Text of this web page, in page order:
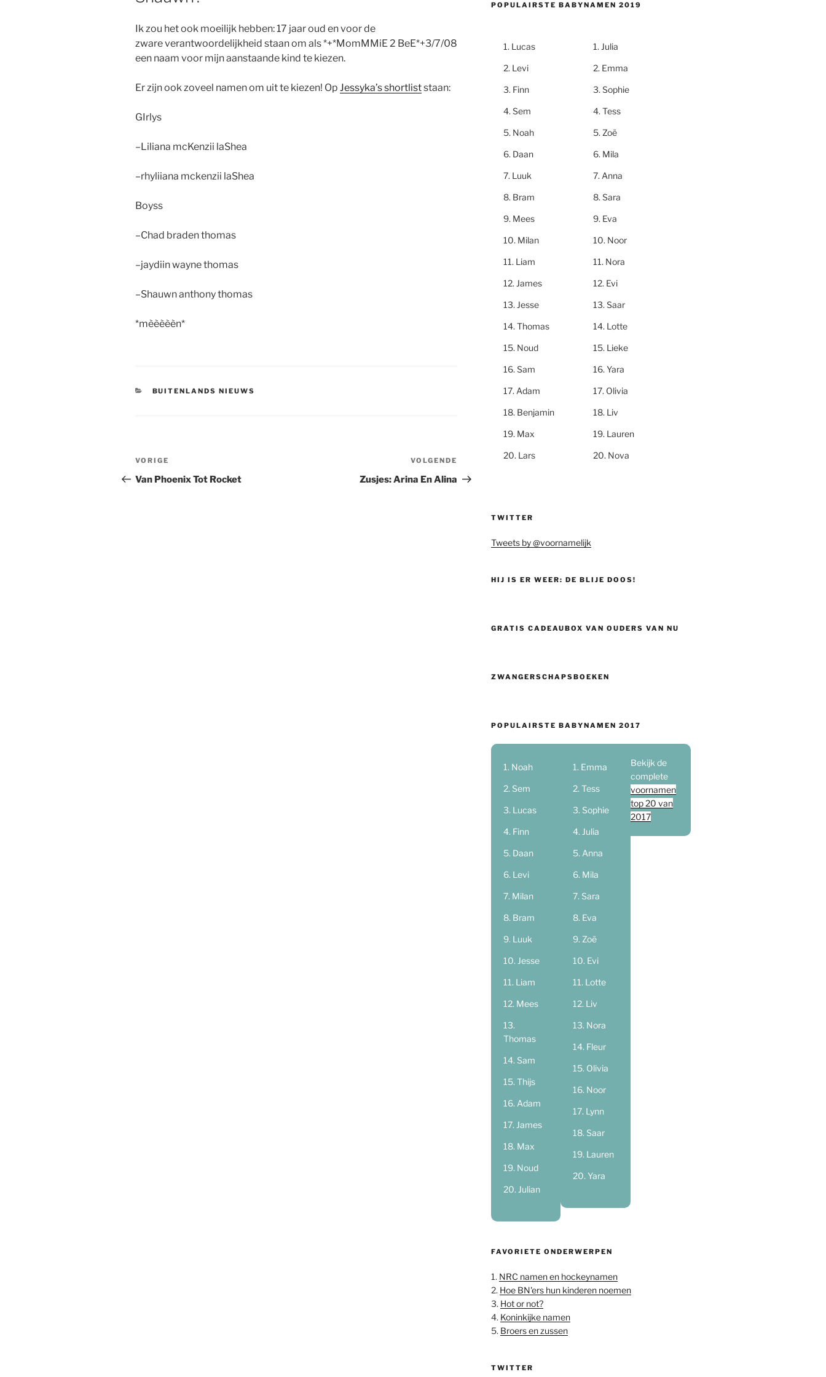
Ik zou het ook moeilijk hebben: 17 jaar oud en voor de
zware verantwoordelijkheid staan om als *+*MomMMiE 2 BeE*+3/7/08
een naam voor mijn aanstaande kind te kiezen.
Er zijn ook zoveel namen om uit te kiezen! Op Jessyka’s shortliststaan:
GIrlys
–Liliana mcKenzii laShea
–rhyliiana mckenzii laShea
Boyss
–Chad braden thomas
–jaydiin wayne thomas
–Shauwn anthony thomas
*mèèèèèn*
CATEGORIEËN
BUITENLANDS NIEUWS
Berichtnavigatie
Vorig
bericht
VORIGE
Van Phoenix Tot Rocket
bericht
VOLGENDE
Zusjes: Arina En Alina
POPULAIRSTE BABYNAMEN 2019
Lucas
Levi
Finn
Sem
Noah
Daan
Luuk
Bram
Mees
Milan
Liam
James
Jesse
Thomas
Noud
Sam
Adam
Benjamin
Max
Lars
Julia
Emma
Sophie
Tess
Zoë
Mila
Anna
Sara
Eva
Noor
Nora
Evi
Saar
Lotte
Lieke
Yara
Olivia
Liv
Lauren
Nova
TWITTER
Tweets by @voornamelijk
HIJ IS ER WEER: DE BLIJE DOOS!
GRATIS CADEAUBOX VAN OUDERS VAN NU
ZWANGERSCHAPSBOEKEN
POPULAIRSTE BABYNAMEN 2017
Noah
Sem
Lucas
Finn
Daan
Levi
Milan
Bram
Luuk
Jesse
Liam
Mees
Thomas
Sam
Thijs
Adam
James
Max
Noud
Julian
Emma
Tess
Sophie
Julia
Anna
Mila
Sara
Eva
Zoë
Evi
Lotte
Liv
Nora
Fleur
Olivia
Noor
Lynn
Saar
Lauren
Yara
Bekijk de
complete
voornamen
top 20 van
2017
FAVORIETE ONDERWERPEN
1. NRC namen en hockeynamen
2. Hoe BN'ers hun kinderen noemen
3. Hot or not?
4. Koninkijke namen
5. Broers en zussen
TWITTER